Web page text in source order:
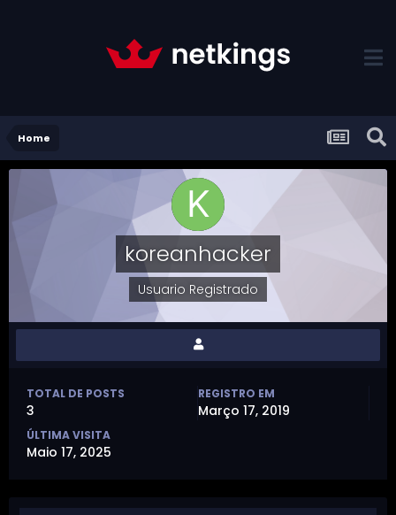
Home
koreanhacker
Usuario Registrado
TOTAL DE POSTS
3
REGISTRO EM
Março 17, 2019
ÚLTIMA VISITA
Maio 17, 2025